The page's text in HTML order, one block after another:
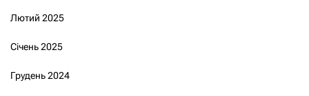
Лютий 2025
Січень 2025
Грудень 2024